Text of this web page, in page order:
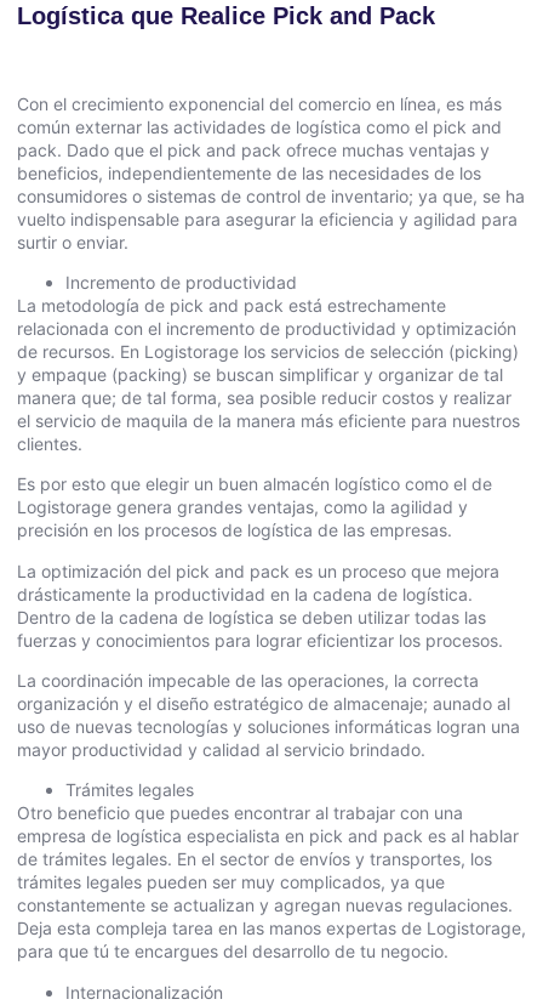
Logística que Realice Pick and Pack
Con el crecimiento exponencial del comercio en línea, es más
común externar las actividades de logística como el pick and
pack. Dado que el pick and pack ofrece muchas ventajas y
beneficios, independientemente de las necesidades de los
consumidores o sistemas de control de inventario; ya que, se ha
vuelto indispensable para asegurar la eficiencia y agilidad para
surtir o enviar.
Incremento de productividad
La metodología de pick and pack está estrechamente
relacionada con el incremento de productividad y optimización
de recursos. En Logistorage los servicios de selección (picking)
y empaque (packing) se buscan simplificar y organizar de tal
manera que; de tal forma, sea posible reducir costos y realizar
el servicio de maquila de la manera más eficiente para nuestros
clientes.
Es por esto que elegir un buen almacén logístico como el de
Logistorage genera grandes ventajas, como la agilidad y
precisión en los procesos de logística de las empresas.
La optimización del pick and pack es un proceso que mejora
drásticamente la productividad en la cadena de logística.
Dentro de la cadena de logística se deben utilizar todas las
fuerzas y conocimientos para lograr eficientizar los procesos.
La coordinación impecable de las operaciones, la correcta
organización y el diseño estratégico de almacenaje; aunado al
uso de nuevas tecnologías y soluciones informáticas logran una
mayor productividad y calidad al servicio brindado.
Trámites legales
Otro beneficio que puedes encontrar al trabajar con una
empresa de logística especialista en pick and pack es al hablar
de trámites legales. En el sector de envíos y transportes, los
trámites legales pueden ser muy complicados, ya que
constantemente se actualizan y agregan nuevas regulaciones.
Deja esta compleja tarea en las manos expertas de Logistorage,
para que tú te encargues del desarrollo de tu negocio.
Internacionalización